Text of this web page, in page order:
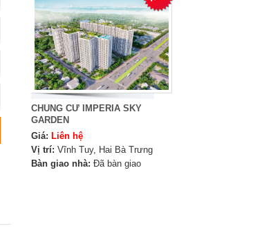
CHUNG CƯ IMPERIA SKY
GARDEN
Giá: Liên hệ
Vị trí: Vĩnh Tuy, Hai Bà Trưng
Bàn giao nhà: Đã bàn giao